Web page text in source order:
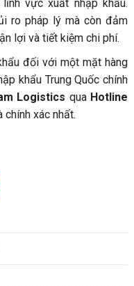
vực xuất nhập khẩu.
ro pháp lý mà còn đảm
lợi và tiết kiệm chi phí.
đối với một mặt hàng
khẩu Trung Quốc chính
Logistics qua Hotline
xác nhất.